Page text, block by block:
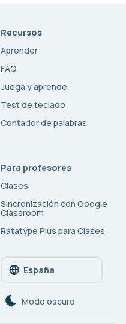
Recursos
Aprender
FAQ
Juega y aprende
Test de teclado
Contador de palabras
Para profesores
Clases
Sincronización con Google
Classroom
Ratatype Plus para Clases
España
Modo oscuro